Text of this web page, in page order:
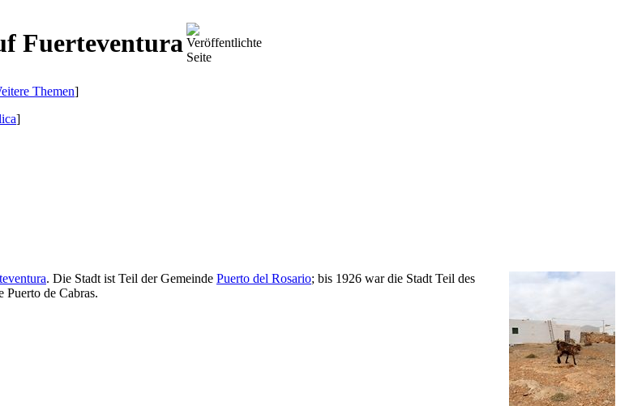
Fuerteventura
Themen]
]
. Die Stadt ist Teil der Gemeinde Puerto del Rosario; bis 1926 war die Stadt Teil des
Puerto de Cabras.